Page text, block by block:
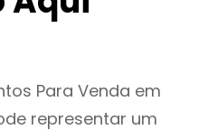
Para Venda em
representar um